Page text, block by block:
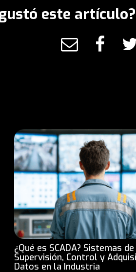
este
¿Qué es SCADA? Sistemas de
Supervisión, Control y
Datos en la Industria